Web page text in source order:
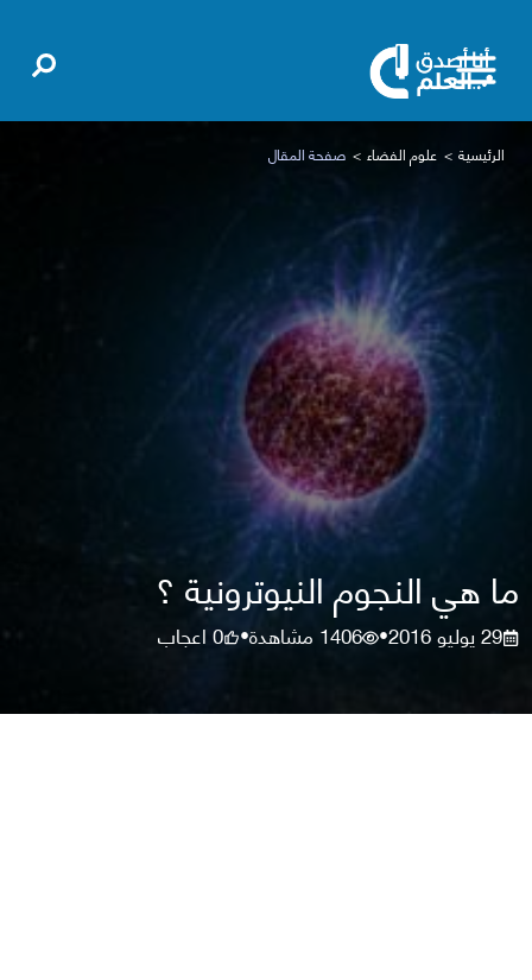
الرئيسية علوم الفضاء صفحة المقال
ما هي النجوم النيوترونية ؟
29 يوليو 2016 •
1406 مشاهدة•
0اعجاب